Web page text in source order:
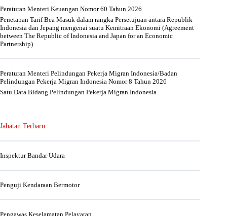
Peraturan Menteri Keuangan Nomor 60 Tahun 2026
Penetapan Tarif Bea Masuk dalam rangka Persetujuan antara Republik
Indonesia dan Jepang mengenai suatu Kemitraan Ekonomi (Agreement
between The Republic of Indonesia and Japan for an Economic
Partnership)
Peraturan Menteri Pelindungan Pekerja Migran Indonesia/Badan
Pelindungan Pekerja Migran Indonesia Nomor 8 Tahun 2026
Satu Data Bidang Pelindungan Pekerja Migran Indonesia
Jabatan Terbaru
Inspektur Bandar Udara
Penguji Kendaraan Bermotor
Pengawas Keselamatan Pelayaran